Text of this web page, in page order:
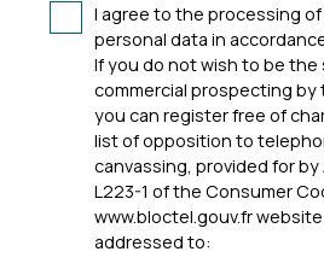
I agree to the processing of
personal data in accordance
If you do not wish to be
commercial prospecting by
you can register free of
list of opposition to
canvassing, provided for by
L223-1 of the Consumer
www.bloctel.gouv.fr website
addressed to: